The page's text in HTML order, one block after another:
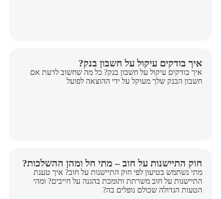
איך בודקים עיקול על חשבון בנק?
איך בודקים עיקול על חשבון בנק? כל מה שחשוב לדעת אם
חשבון הבנק שלך מעוקל על ידי ההוצאה לפועל
חוק התיישנות על חוב – מתי חל ומהן ההשלכות?
מתי נשתמש בטיעון לפי חוק התיישנות על חוב? איך טענת
התיישנות על חוב משרתת ותומכת בהגנה על חייבים? ומהי
הטעות הגדולה שכולם נופלים בה?